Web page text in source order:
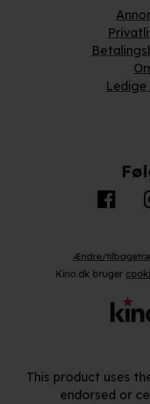
Ændre/
Kino.dk bruger
This product uses
endorsed or